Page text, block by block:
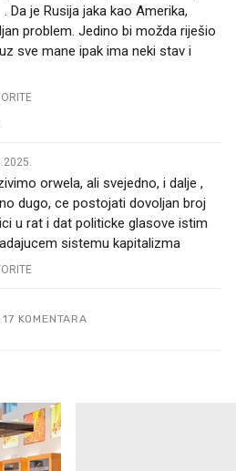
je Rusija jaka kao Amerika,
problem. Jedino bi možda riješio
sve mane ipak ima neki stav i
orwela, ali svejedno, i dalje ,
dugo, ce postojati dovoljan broj
u rat i dat politicke glasove istim
sistemu kapitalizma
KOMENTARA